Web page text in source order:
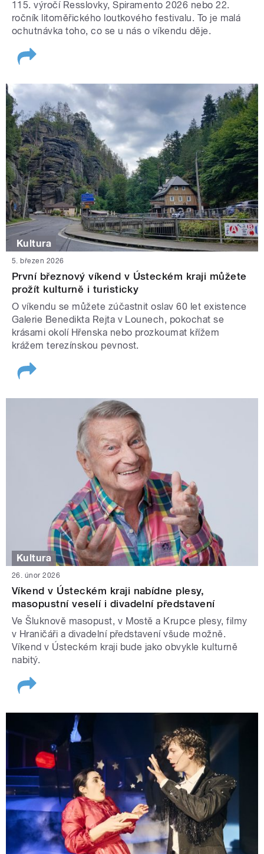
115. výročí Resslovky, Spiramento 2026 nebo 22.
ročník litoměřického loutkového festivalu. To je malá
ochutnávka toho, co se u nás o víkendu děje.
Kultura
5. březen 2026
První březnový víkend v Ústeckém kraji můžete
prožít kulturně i turisticky
O víkendu se můžete zúčastnit oslav 60 let existence
Galerie Benedikta Rejta v Lounech, pokochat se
krásami okolí Hřenska nebo prozkoumat křížem
krážem terezínskou pevnost.
Kultura
26. únor 2026
Víkend v Ústeckém kraji nabídne plesy,
masopustní veselí i divadelní představení
Ve Šluknově masopust, v Mostě a Krupce plesy, filmy
v Hraničáři a divadelní představení všude možně.
Víkend v Ústeckém kraji bude jako obvykle kulturně
nabitý.